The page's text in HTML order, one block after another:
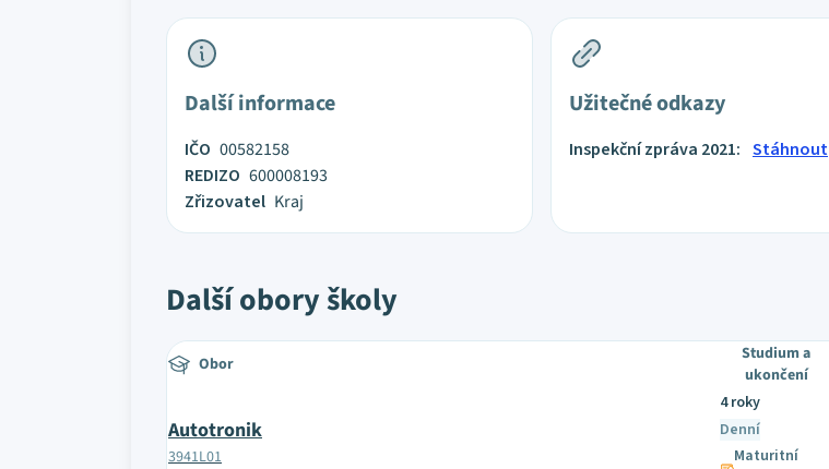
Další informace
IČO 00582158
REDIZO 600008193
Zřizovatel Kraj
Užitečné odkazy
Inspekční zpráva 2021: Stáhnout
Další obory školy
Obor
Studium a
ukončení
Autotronik
3941L01
4 roky
Denní
Maturitní